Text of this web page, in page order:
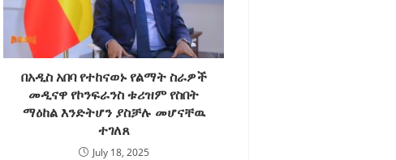
በአዲስ አበባ የተከናወኑ የልማት ስራዎች
መዲናዋ የኮንፍራንስ ቱሪዝም የስበት
ማዕከል እንድትሆን ያስቻሉ መሆናቸዉ
ተገለጸ
July 18, 2025